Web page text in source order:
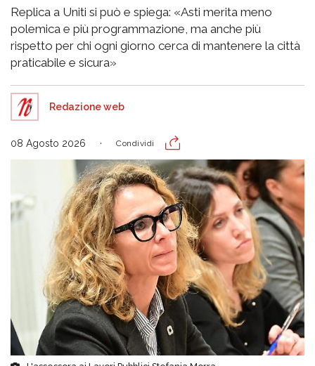
Replica a Uniti si può e spiega: «Asti merita meno
polemica e più programmazione, ma anche più
rispetto per chi ogni giorno cerca di mantenere la città
praticabile e sicura»
Redazione web
08 Agosto 2026 Condividi